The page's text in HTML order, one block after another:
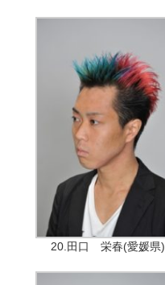
20.田口 栄春(愛媛県)